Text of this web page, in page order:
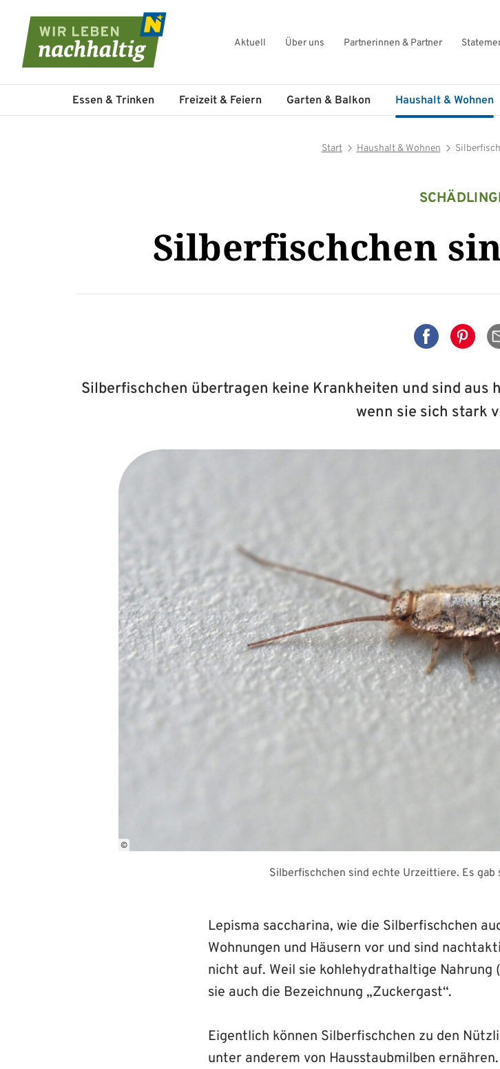
Aktuell Über uns Partnerinnen & Partner
Navigation überspringen
Essen & Trinken Freizeit & Feiern Garten & Balkon Haushalt & Wohnen
Start Haushalt & Wohnen
Silberfischchen
Auf Auf
Silberfischchen übertragen keine Krankheiten und sind aus
wenn sie sich stark
©
Silberfischchen sind echte Urzeittiere. Es gab
Lepisma saccharina, wie die Silberfischchen
Wohnungen und Häusern vor und sind
nicht auf. Weil sie kohlehydrathaltige
sie auch die Bezeichnung „Zuckergast“.
Eigentlich können Silberfischchen zu den
unter anderem von Hausstaubmilben